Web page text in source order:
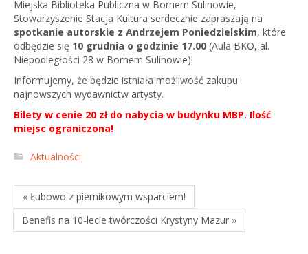
Miejska Biblioteka Publiczna w Bornem Sulinowie,
Stowarzyszenie Stacja Kultura serdecznie zapraszają na
spotkanie autorskie z Andrzejem Poniedzielskim, które
odbędzie się 10 grudnia o godzinie 17.00 (Aula BKO, al.
Niepodległości 28 w Bornem Sulinowie)!
Informujemy, że będzie istniała możliwość zakupu
najnowszych wydawnictw artysty.
Bilety w cenie 20 zł do nabycia w budynku MBP. Ilość
miejsc ograniczona!
Aktualności
« Łubowo z piernikowym wsparciem!
Benefis na 10-lecie twórczości Krystyny Mazur »